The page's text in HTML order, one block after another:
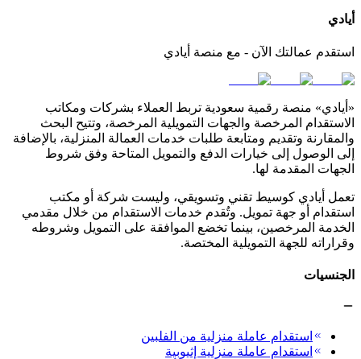
أيادي
استقدم عمالتك الآن - مع منصة أيادي
«أيادي» منصة رقمية سعودية تربط العملاء بشركات ومكاتب
الاستقدام المرخصة والجهات التمويلية المرخصة، وتتيح البحث
والمقارنة وتقديم ومتابعة طلبات خدمات العمالة المنزلية، بالإضافة
إلى الوصول إلى خيارات الدفع والتمويل المتاحة وفق شروط
الجهات المقدمة لها.
تعمل أيادي كوسيط تقني وتسويقي، وليست شركة أو مكتب
استقدام أو جهة تمويل. وتُقدم خدمات الاستقدام من خلال مقدمي
الخدمة المرخصين، بينما تخضع الموافقة على التمويل وشروطه
وقراراته للجهة التمويلية المختصة.
الجنسيات
استقدام عاملة منزلية من الفلبين
استقدام عاملة منزلية إثيوبية